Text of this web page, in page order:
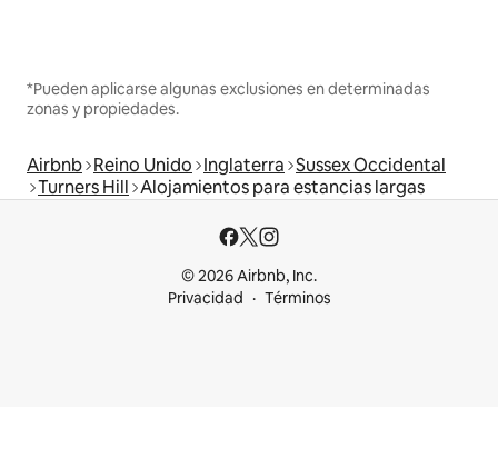
*Pueden aplicarse algunas exclusiones en determinadas
zonas y propiedades.
Airbnb Reino Unido Inglaterra Sussex Occidental
Turners Hill Alojamientos para estancias largas
© 2026 Airbnb, Inc.
Privacidad
Términos